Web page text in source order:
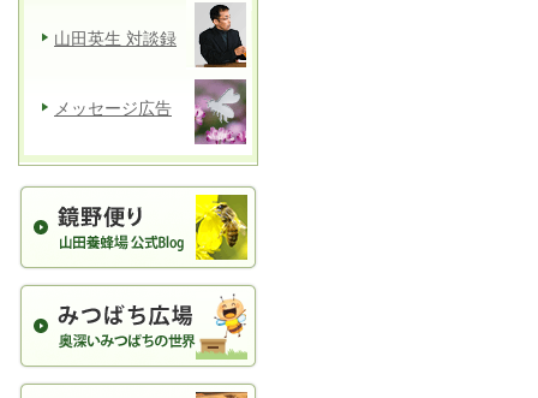
山田英生 対談録
メッセージ広告